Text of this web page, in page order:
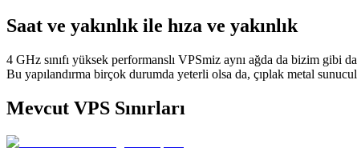
Saat ve yakınlık ile hıza ve yakınlık
4 GHz sınıfı yüksek performanslı VPSmiz aynı ağda da bizim gibi
Bu yapılandırma birçok durumda yeterli olsa da, çıplak metal
Mevcut VPS Sınırları